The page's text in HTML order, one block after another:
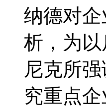
纳德对
析，为
尼克所
究重点